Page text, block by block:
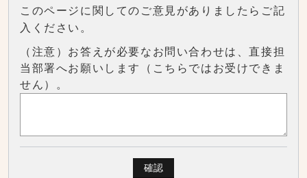
このページに関してのご意見がありましたらご記
入ください。
（注意）お答えが必要なお問い合わせは、直接担
当部署へお願いします（こちらではお受けできま
せん）。
確認